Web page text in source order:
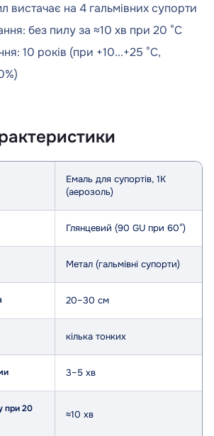
вистачає на 4 гальмівних супорти
без пилу за ≈10 хв при 20 °C
10 років (при +10...+25 °C,
Емаль для супортів, 1K
(аерозоль)
Глянцевий (90 GU при 60°)
Метал (гальмівні супорти)
20–30 см
кілька тонких
3–5 хв
при 20
≈10 хв